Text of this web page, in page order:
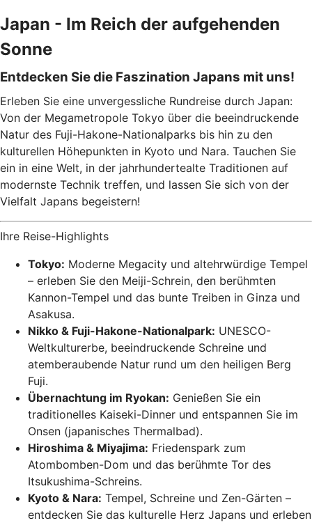
Japan - Im Reich der aufgehenden
Sonne
Entdecken Sie die Faszination Japans mit uns!
Erleben Sie eine unvergessliche Rundreise durch Japan:
Von der Megametropole Tokyo über die beeindruckende
Natur des Fuji-Hakone-Nationalparks bis hin zu den
kulturellen Höhepunkten in Kyoto und Nara. Tauchen Sie
ein in eine Welt, in der jahrhundertealte Traditionen auf
modernste Technik treffen, und lassen Sie sich von der
Vielfalt Japans begeistern!
Ihre Reise-Highlights
Tokyo: Moderne Megacity und altehrwürdige Tempel
– erleben Sie den Meiji-Schrein, den berühmten
Kannon-Tempel und das bunte Treiben in Ginza und
Asakusa.
Nikko & Fuji-Hakone-Nationalpark: UNESCO-
Weltkulturerbe, beeindruckende Schreine und
atemberaubende Natur rund um den heiligen Berg
Fuji.
Übernachtung im Ryokan: Genießen Sie ein
traditionelles Kaiseki-Dinner und entspannen Sie im
Onsen (japanisches Thermalbad).
Hiroshima & Miyajima: Friedenspark zum
Atombomben-Dom und das berühmte Tor des
Itsukushima-Schreins.
Kyoto & Nara: Tempel, Schreine und Zen-Gärten –
entdecken Sie das kulturelle Herz Japans und erleben